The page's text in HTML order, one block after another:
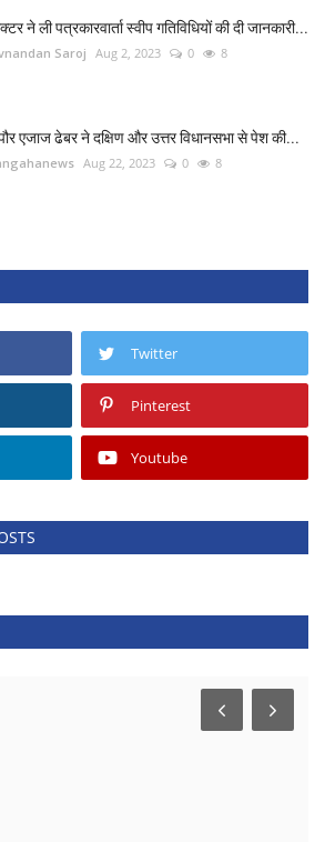
ने ली पत्रकारवार्ता स्वीप गतिविधियों की दी जानकारी...
Saroj Aug 2, 2023 0 8
एजाज ढेबर ने दक्षिण और उत्तर विधानसभा से पेश की...
Aug 22, 2023 0 8
Twitter
Pinterest
Youtube